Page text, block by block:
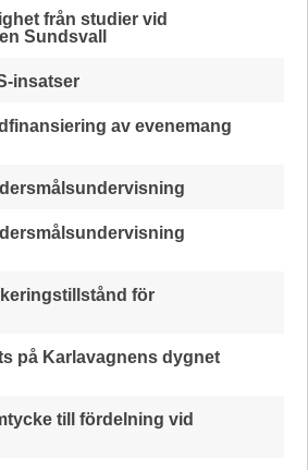
från studier vid
Sundsvall
insatser
av evenemang
för
på Karlavagnens dygnet
till fördelning vid